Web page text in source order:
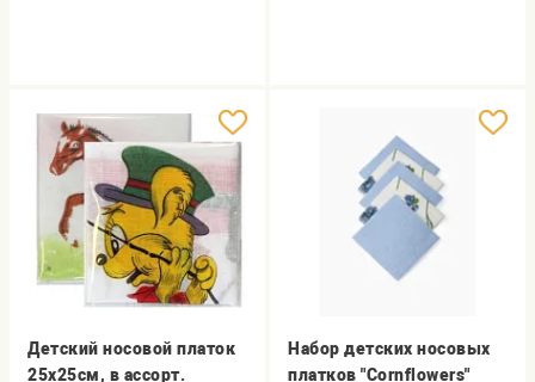
Детский носовой платок
25х25см, в ассорт.
Набор детских носовых
платков "Cornflowers"